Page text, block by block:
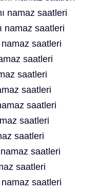
namaz saatleri
namaz saatleri
saatleri
saatleri
saatleri
saatleri
saatleri
saatleri
saatleri
saatleri
saatleri
saatleri